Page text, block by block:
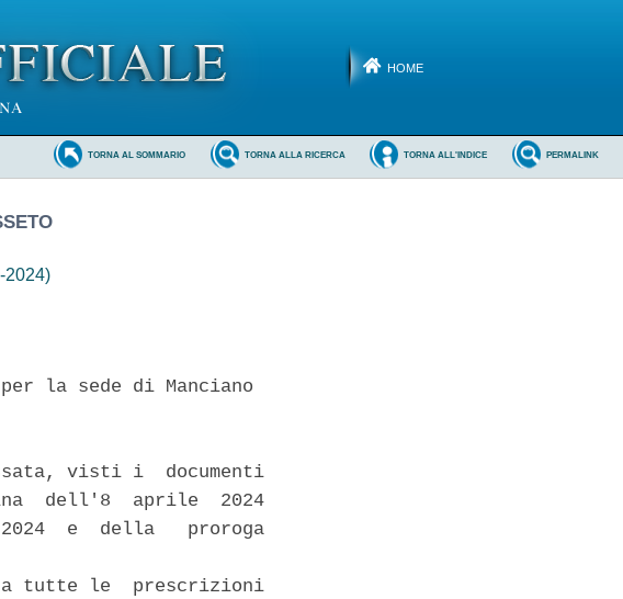
HOME
PERMALINK
TORNA ALL'INDICE
TORNA ALLA RICERCA
TORNA AL SOMMARIO
2024)
la sede di Manciano
visti i  documenti
dell'8  aprile  2024
e  della   proroga
tutte le  prescrizioni